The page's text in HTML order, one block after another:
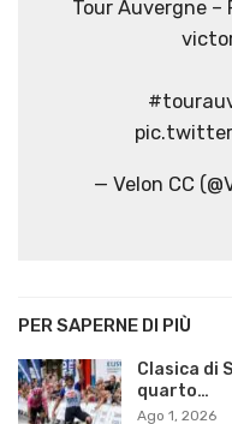
Tour Auvergne –
— Velon CC
PER SAPERNE DI PIÙ
Clasica di
quarto…
Ago 1, 2026